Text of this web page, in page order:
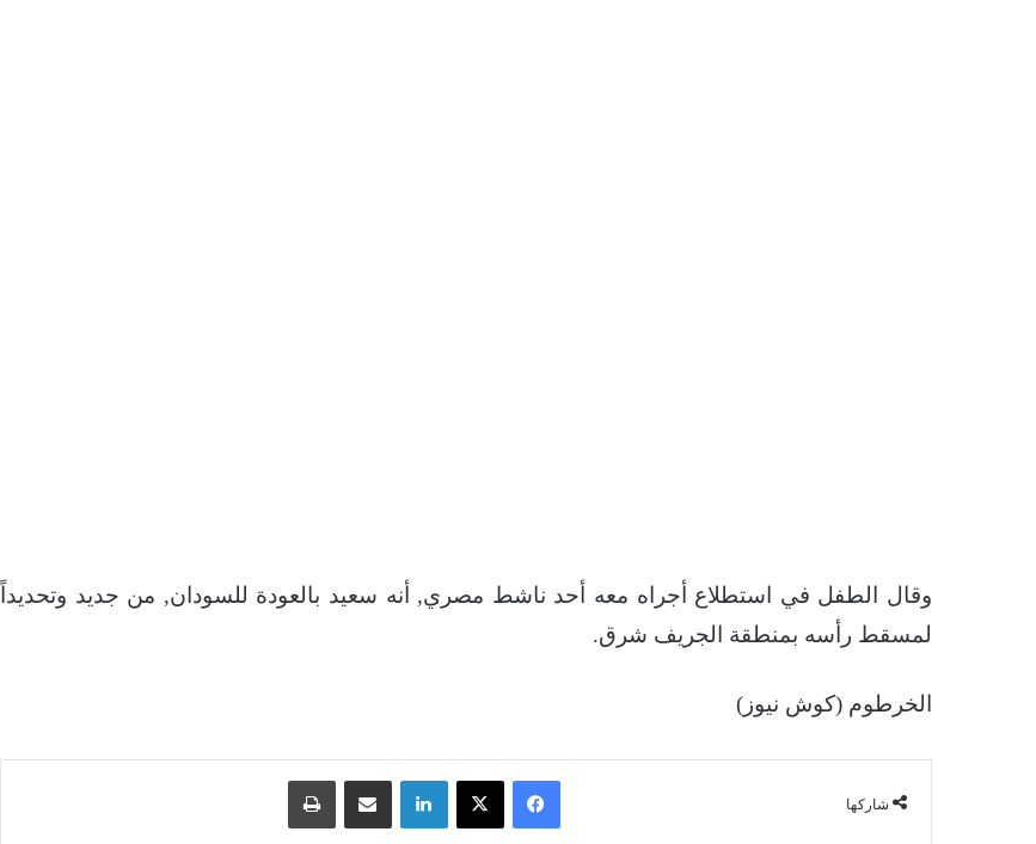
وقال الطفل في استطلاع أجراه معه أحد ناشط مصري, أنه سعيد بالعودة للسودان, من جديد وتحديداً
لمسقط رأسه بمنطقة الجريف شرق.
الخرطوم (كوش نيوز)
شاركها
فيسبوك ‫X لينكدإن مشاركة عبر البريد